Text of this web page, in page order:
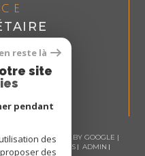
POWERED BY GOOGLE |
MENTIONS LÉGALES
ADMIN
reste là
site
pendant
des
des